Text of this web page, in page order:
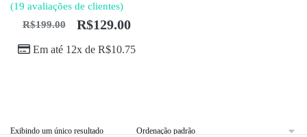
(19 avaliações de clientes)
R$199.00 R$129.00
Em até 12x de R$10.75
Exibindo um único resultado